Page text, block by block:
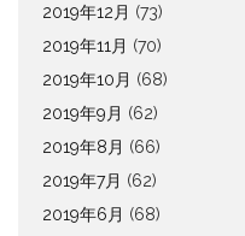
2019年12月 (73)
2019年11月 (70)
2019年10月 (68)
2019年9月 (62)
2019年8月 (66)
2019年7月 (62)
2019年6月 (68)